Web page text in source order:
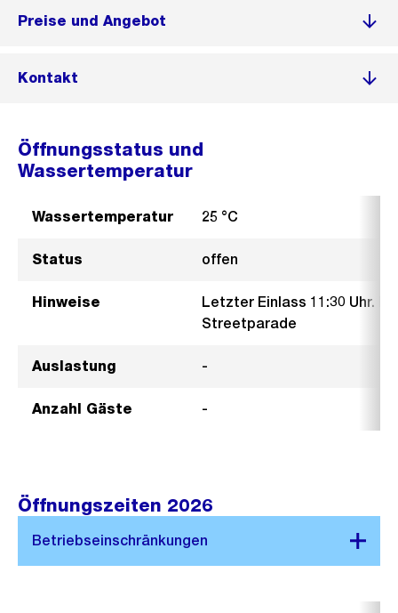
Preise und Angebot
Kontakt
Öffnungsstatus und
Wassertemperatur
Wassertemperatur 25 °C
Status offen
Hinweise
Letzter Einlass 11:30 Uhr.
Streetparade
Auslastung -
Anzahl Gäste -
Öffnungszeiten 2026